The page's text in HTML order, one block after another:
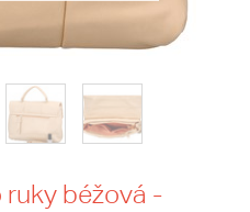
ruky béžová -